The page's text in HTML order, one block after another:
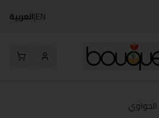
EN
|العربية